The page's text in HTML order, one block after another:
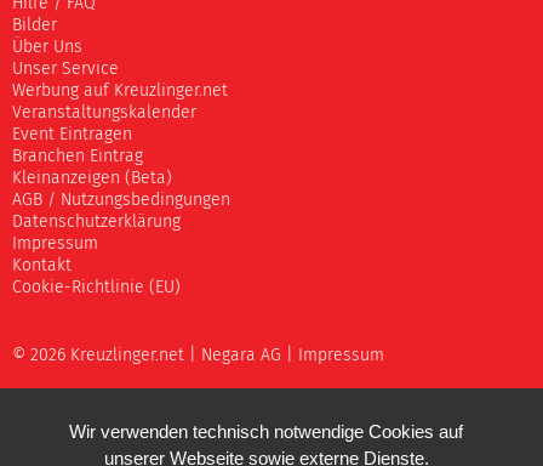
Hilfe / FAQ
Bilder
Über Uns
Unser Service
Werbung auf Kreuzlinger.net
Veranstaltungskalender
Event Eintragen
Branchen Eintrag
Kleinanzeigen (Beta)
AGB / Nutzungsbedingungen
Datenschutzerklärung
Impressum
Kontakt
Cookie-Richtlinie (EU)
© 2026 Kreuzlinger.net | Negara AG Impressum
Wir verwenden technisch notwendige Cookies auf
unserer Webseite sowie externe Dienste.